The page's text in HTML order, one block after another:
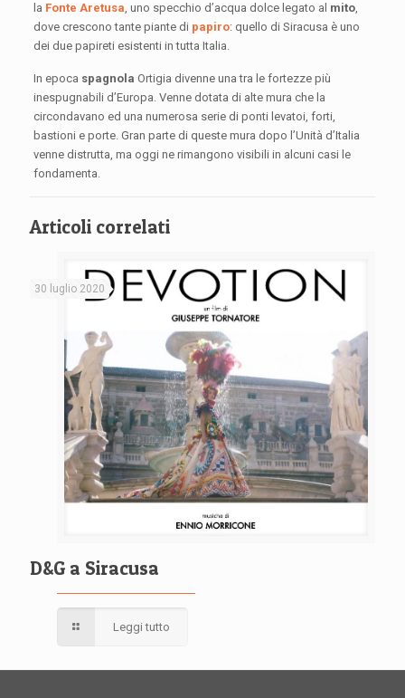
la Fonte Aretusa, uno specchio d’acqua dolce legato al mito,
dove crescono tante piante di papiro: quello di Siracusa è uno
dei due papireti esistenti in tutta Italia.
In epoca spagnola Ortigia divenne una tra le fortezze più
inespugnabili d’Europa. Venne dotata di alte mura che la
circondavano ed una numerosa serie di ponti levatoi, forti,
bastioni e porte. Gran parte di queste mura dopo l’Unità d’Italia
venne distrutta, ma oggi ne rimangono visibili in alcuni casi le
fondamenta.
Articoli correlati
30 luglio 2020
D&G a Siracusa
Leggi tutto